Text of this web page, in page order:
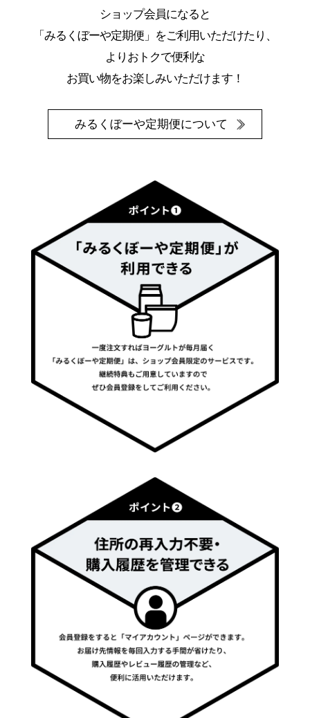
ショップ会員になると
「みるくぼーや定期便」をご利用いただけたり、
よりおトクで便利な
お買い物をお楽しみいただけます！
みるくぼーや定期便について